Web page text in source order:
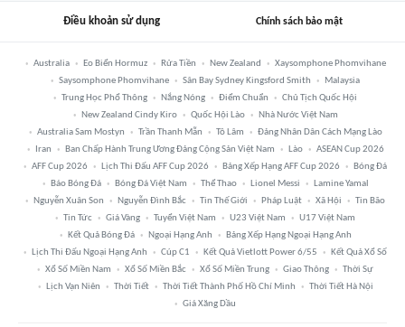
Điều khoản sử dụng Chính sách bảo mật
Australia Eo Biển Hormuz Rửa Tiền New Zealand
Xaysomphone Phomvihane
Saysomphone Phomvihane
Sân Bay Sydney Kingsford Smith
Malaysia
Trung Học Phổ Thông
Nắng Nóng Điểm Chuẩn
Chủ Tịch Quốc Hội
New Zealand Cindy Kiro
Quốc Hội Lào
Nhà Nước Việt Nam
Australia Sam Mostyn
Trần Thanh Mẫn Tô Lâm
Đảng Nhân Dân Cách Mạng Lào
Iran
Ban Chấp Hành Trung Ương Đảng Cộng Sản Việt Nam Lào
ASEAN Cup 2026
AFF Cup 2026
Lịch Thi Đấu AFF Cup 2026 Bảng Xếp Hạng AFF Cup 2026
Bóng Đá
Báo Bóng Đá
Bóng Đá Việt Nam Thể Thao Lionel Messi
Lamine Yamal
Nguyễn Xuân Son
Nguyễn Đình Bắc Tin Thế Giới Pháp Luật Xã Hội
Tin Bão
Tin Tức
Giá Vàng Tuyển Việt Nam U23 Việt Nam
U17 Việt Nam
Kết Quả Bóng Đá
Ngoại Hạng Anh
Bảng Xếp Hạng Ngoại Hạng Anh
Lịch Thi Đấu Ngoại Hạng Anh
Cúp C1 Kết Quả Vietlott Power 6/55
Kết Quả Xổ Số
Xổ Số Miền Nam
Xổ Số Miền Bắc Xổ Số Miền Trung Giao Thông
Thời Sự
Lịch Vạn Niên
Thời Tiết Thời Tiết Thành Phố Hồ Chí Minh
Thời Tiết Hà Nội
Giá Xăng Dầu